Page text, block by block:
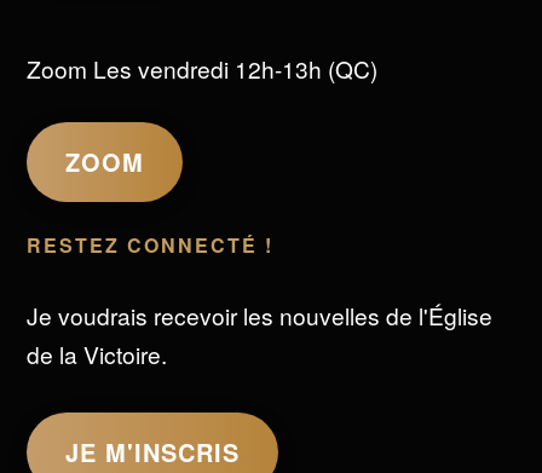
Zoom Les vendredi 12h-13h (QC)
ZOOM
RESTEZ CONNECTÉ !
Je voudrais recevoir les nouvelles de l'Église
de la Victoire.
JE M'INSCRIS